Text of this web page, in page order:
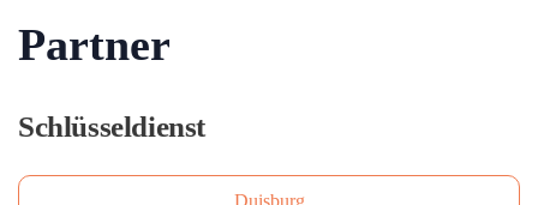
Partner
Schlüsseldienst
Duisburg